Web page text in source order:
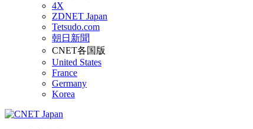
4X
ZDNET Japan
Tetsudo.com
朝日新聞
CNET各国版
United States
France
Germany
Korea